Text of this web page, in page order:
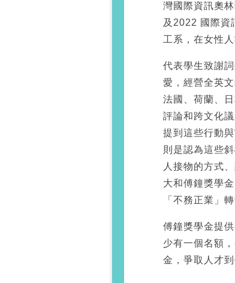
灣國際資訊奧
及2022 國際資
工系，在女性
代表學生致謝
愛，經營全英
法國、荷蘭、
評論和跨文化
提到這些行動
則是認為這些
人接物的方式
大和傅鐘獎學
「不務正業」
傅鐘獎學金提
少有一個名額
金，爭取人才到